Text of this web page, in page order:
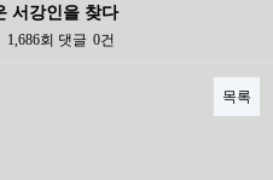
서강인을 찾다
1,686회 댓글 0건
목록